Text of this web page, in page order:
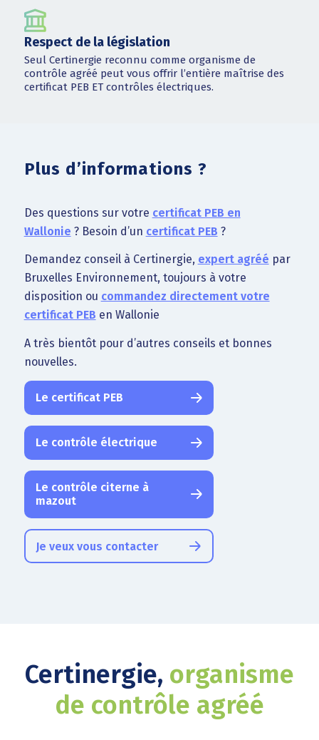
Respect de la législation
Seul Certinergie reconnu comme organisme de
contrôle agréé peut vous offrir l’entière maîtrise des
certificat PEB ET contrôles électriques.
Plus d’informations ?
Des questions sur votre certificat PEB en
Wallonie ? Besoin d’un certificat PEB ?
Demandez conseil à Certinergie, expert agréé par
Bruxelles Environnement, toujours à votre
disposition ou commandez directement votre
certificat PEB en Wallonie
A très bientôt pour d’autres conseils et bonnes
nouvelles.
Le certificat PEB
Le contrôle électrique
Le contrôle citerne à
mazout
Je veux vous contacter
Certinergie, organisme
de contrôle agréé